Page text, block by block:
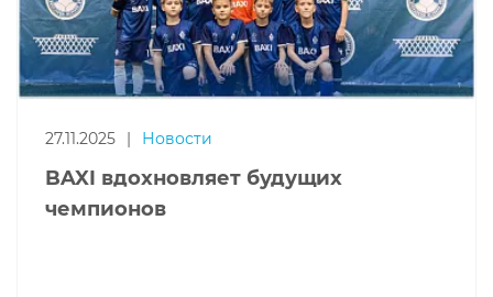
27.11.2025 | Новости
BAXI вдохновляет будущих
чемпионов